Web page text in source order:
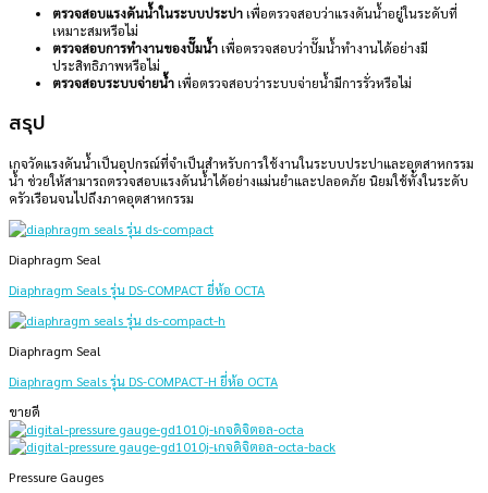
ตรวจสอบแรงดันน้ำในระบบประปาเพื่อตรวจสอบว่าแรงดันน้ำอยู่ในระดับที่
เหมาะสมหรือไม่
ตรวจสอบการทำงานของปั๊มน้ำเพื่อตรวจสอบว่าปั๊มน้ำทำงานได้อย่างมี
ประสิทธิภาพหรือไม่
ตรวจสอบระบบจ่ายน้ำเพื่อตรวจสอบว่าระบบจ่ายน้ำมีการรั่วหรือไม่
สรุป
เกจวัดแรงดันน้ำเป็นอุปกรณ์ที่จำเป็นสำหรับการใช้งานในระบบประปาและอุตสาหกรรม
น้ำ ช่วยให้สามารถตรวจสอบแรงดันน้ำได้อย่างแม่นยำและปลอดภัย นิยมใช้ทั้งในระดับ
ครัวเรือนจนไปถึงภาคอุตสาหกรรม
Diaphragm Seal
Diaphragm Seals รุ่น DS-COMPACT ยี่ห้อ OCTA
Diaphragm Seal
Diaphragm Seals รุ่น DS-COMPACT-H ยี่ห้อ OCTA
ขายดี
Pressure Gauges